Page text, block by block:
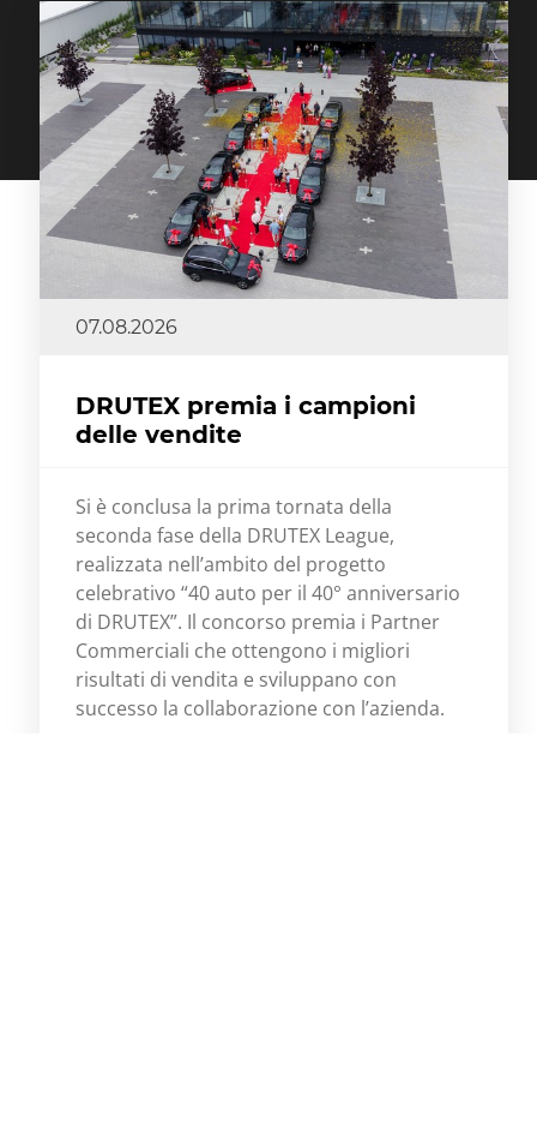
07.08.2026
DRUTEX premia i campioni
delle vendite
Si è conclusa la prima tornata della
seconda fase della DRUTEX League,
realizzata nell’ambito del progetto
celebrativo “40 auto per il 40° anniversario
di DRUTEX”. Il concorso premia i Partner
Commerciali che ottengono i migliori
risultati di vendita e sviluppano con
successo la collaborazione con l’azienda.